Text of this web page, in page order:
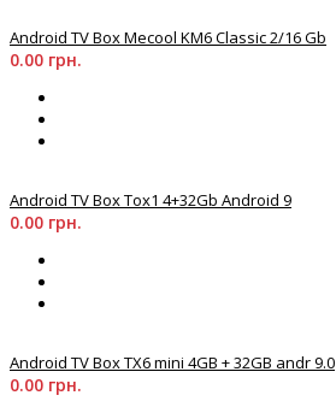
Android TV Box Mecool KM6 Classic 2/16 Gb
0.00 грн.
Android TV Box Tox1 4+32Gb Android 9
0.00 грн.
Android TV Box TX6 mіnі 4GB + 32GB andr 9.0
0.00 грн.